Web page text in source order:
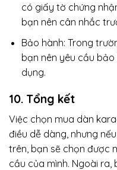
có giấy tờ chứng
bạn nên cân nhắc
Bảo hành: Trong
bạn nên yêu cầu
dụng.
10. Tổng kết
Việc chọn mua dàn
điều dễ dàng, nhưng
trên, bạn sẽ chọn được
cầu của mình. Ngoài